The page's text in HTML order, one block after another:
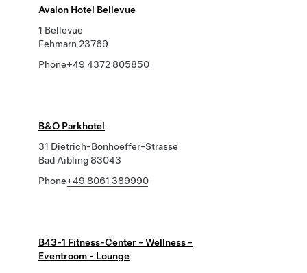
Avalon Hotel Bellevue
1 Bellevue
Fehmarn 23769
Phone+49 4372 805850
B&O Parkhotel
31 Dietrich-Bonhoeffer-Strasse
Bad Aibling 83043
Phone+49 8061 389990
B43-1 Fitness-Center - Wellness -
Eventroom - Lounge